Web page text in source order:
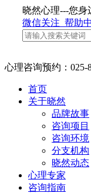
晓然心理---您
微信关注 帮助
心理咨询预约：025-
首页
关于晓然
品牌故事
咨询项目
咨询环境
分支机构
晓然动态
心理专家
咨询指南